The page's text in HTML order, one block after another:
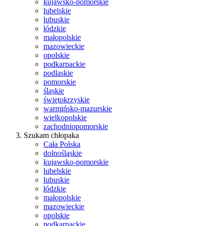
kujawsko-pomorskie
lubelskie
lubuskie
łódzkie
małopolskie
mazowieckie
opolskie
podkarpackie
podlaskie
pomorskie
śląskie
świętokrzyskie
warmińsko-mazurskie
wielkopolskie
zachodniopomorskie
Szukam chłopaka
Cała Polska
dolnośląskie
kujawsko-pomorskie
lubelskie
lubuskie
łódzkie
małopolskie
mazowieckie
opolskie
podkarpackie